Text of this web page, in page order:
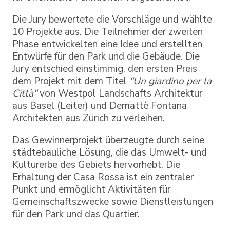
Die Jury bewertete die Vorschläge und wählte
10 Projekte aus. Die Teilnehmer der zweiten
Phase entwickelten eine Idee und erstellten
Entwürfe für den Park und die Gebäude. Die
Jury entschied einstimmig, den ersten Preis
dem Projekt mit dem Titel "Un giardino per la
Città"von Westpol Landschafts Architektur
aus Basel (Leiter) und Demattè Fontana
Architekten aus Zürich zu verleihen.
Das Gewinnerprojekt überzeugte durch seine
städtebauliche Lösung, die das Umwelt- und
Kulturerbe des Gebiets hervorhebt. Die
Erhaltung der Casa Rossa ist ein zentraler
Punkt und ermöglicht Aktivitäten für
Gemeinschaftszwecke sowie Dienstleistungen
für den Park und das Quartier.